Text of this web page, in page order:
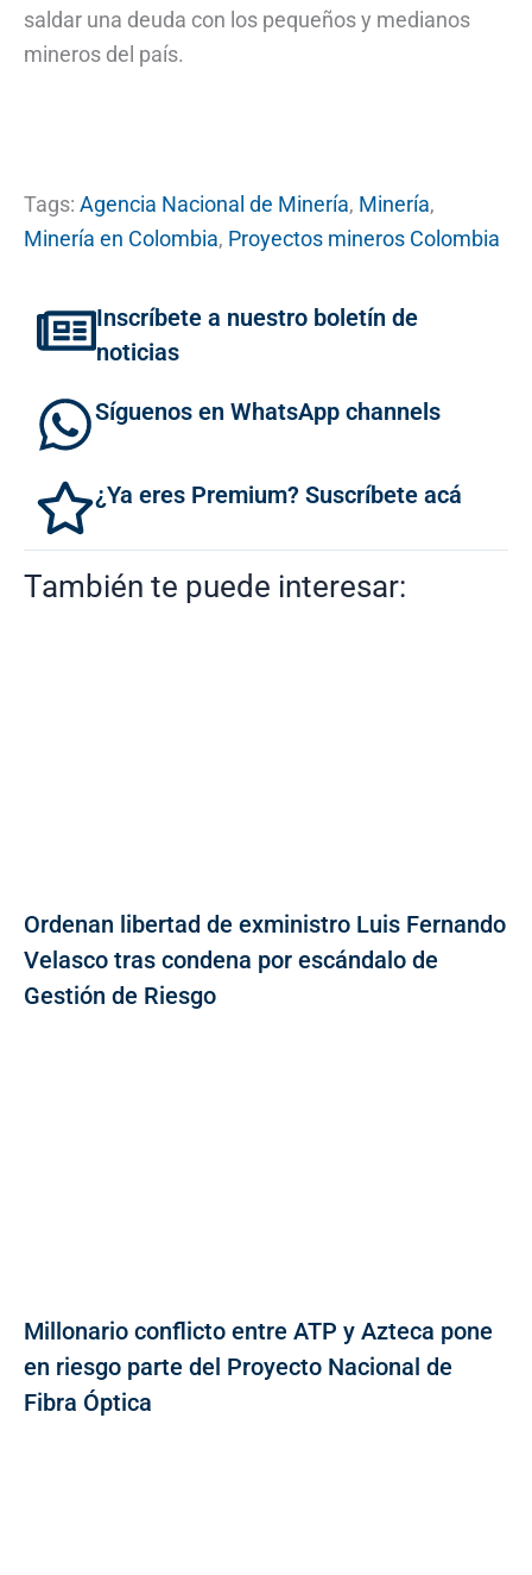
saldar una deuda con los pequeños y medianos
mineros del país.
Tags: Agencia Nacional de Minería, Minería,
Minería en Colombia, Proyectos mineros Colombia
Inscríbete a nuestro boletín de
noticias
Síguenos en WhatsApp channels
¿Ya eres Premium? Suscríbete acá
También te puede interesar:
Ordenan libertad de exministro Luis Fernando
Velasco tras condena por escándalo de
Gestión de Riesgo
Millonario conflicto entre ATP y Azteca pone
en riesgo parte del Proyecto Nacional de
Fibra Óptica